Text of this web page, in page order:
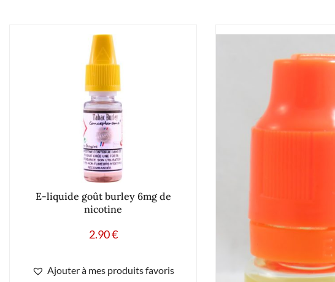
E-liquide goût burley 6mg de
nicotine
2.90€
Ajouter à mes produits favoris